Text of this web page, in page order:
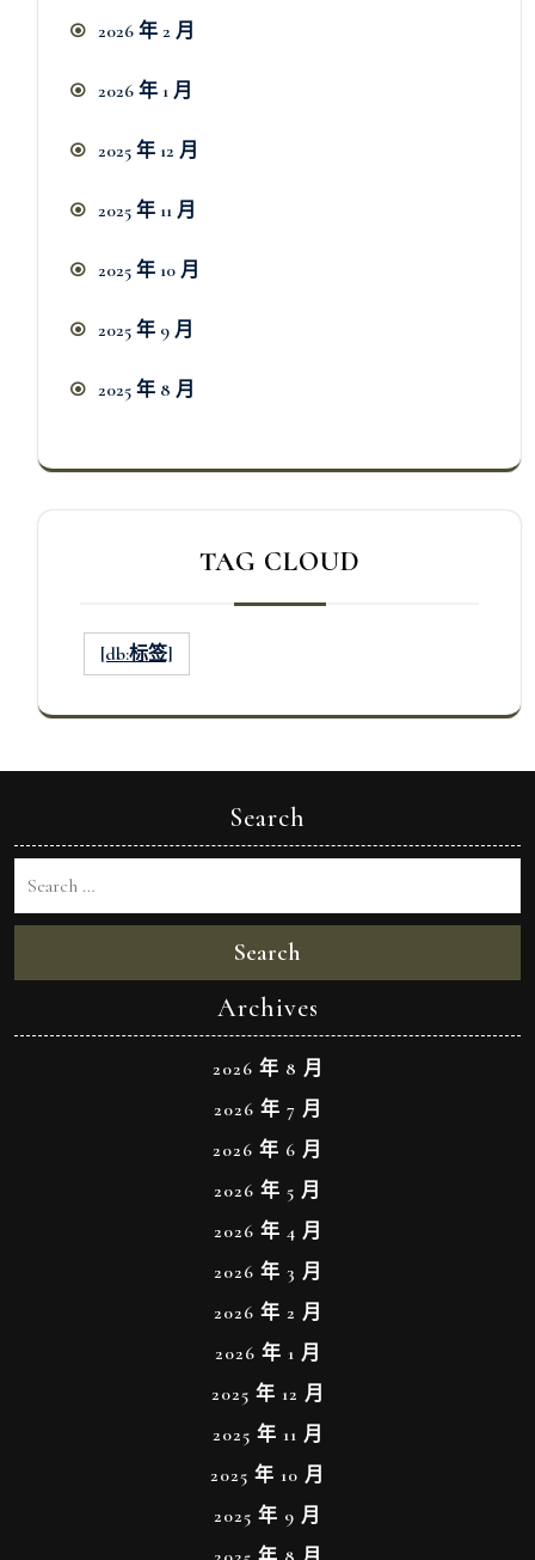
2026 年 2 月
2026 年 1 月
2025 年 12 月
2025 年 11 月
2025 年 10 月
2025 年 9 月
2025 年 8 月
TAG CLOUD
[db:标签]
Search
Search
Archives
2026 年 8 月
2026 年 7 月
2026 年 6 月
2026 年 5 月
2026 年 4 月
2026 年 3 月
2026 年 2 月
2026 年 1 月
2025 年 12 月
2025 年 11 月
2025 年 10 月
2025 年 9 月